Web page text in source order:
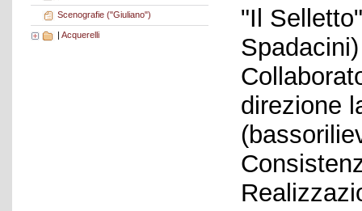
Scenografie ("Giuliano")
| Acquerelli
"Il
Spadacini)
direzione